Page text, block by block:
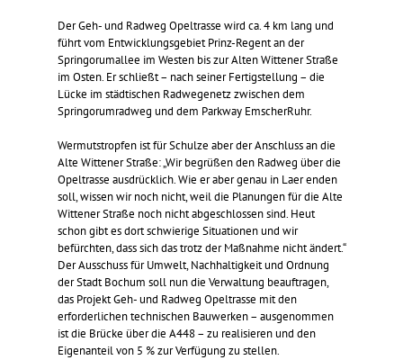
Der Geh- und Radweg Opeltrasse wird ca. 4 km lang und
führt vom Entwicklungsgebiet Prinz-Regent an der
Springorumallee im Westen bis zur Alten Wittener Straße
im Osten. Er schließt – nach seiner Fertigstellung – die
Lücke im städtischen Radwegenetz zwischen dem
Springorumradweg und dem Parkway EmscherRuhr.
Wermutstropfen ist für Schulze aber der Anschluss an die
Alte Wittener Straße: „Wir begrüßen den Radweg über die
Opeltrasse ausdrücklich. Wie er aber genau in Laer enden
soll, wissen wir noch nicht, weil die Planungen für die Alte
Wittener Straße noch nicht abgeschlossen sind. Heut
schon gibt es dort schwierige Situationen und wir
befürchten, dass sich das trotz der Maßnahme nicht ändert.“
Der Ausschuss für Umwelt, Nachhaltigkeit und Ordnung
der Stadt Bochum soll nun die Verwaltung beauftragen,
das Projekt Geh- und Radweg Opeltrasse mit den
erforderlichen technischen Bauwerken – ausgenommen
ist die Brücke über die A448 – zu realisieren und den
Eigenanteil von 5 % zur Verfügung zu stellen.